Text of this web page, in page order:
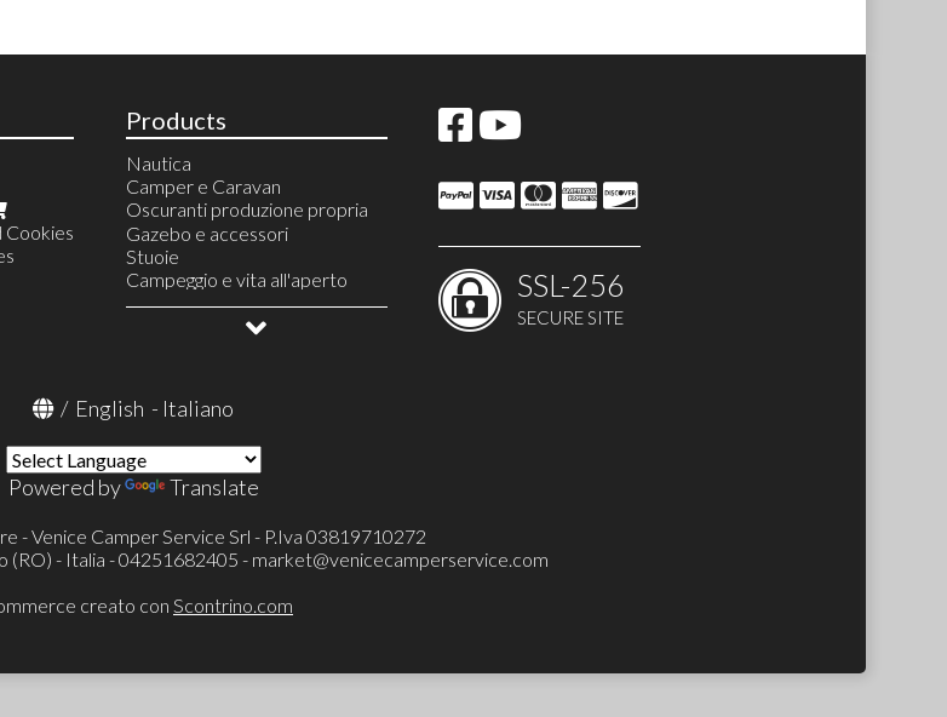
Cookies
Products
Nautica
Camper e Caravan
Oscuranti produzione propria
Oscuranti con tessuto Standard
Oscuranti con tessuto Premium
Ford
Fiat
Gazebo e accessori
Stuoie
Campeggio e vita all'aperto
Allestimento veicoli
SSL-256
SECURE SITE
/ English - Italiano
Powered by Translate
- Venice Camper Service Srl - P.Iva 03819710272
(RO) - Italia - 04251682405 - market@venicecamperservice.com
creato con Scontrino.com